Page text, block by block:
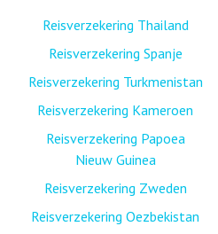
Reisverzekering Thailand
Reisverzekering Spanje
Reisverzekering Turkmenistan
Reisverzekering Kameroen
Reisverzekering Papoea
Nieuw Guinea
Reisverzekering Zweden
Reisverzekering Oezbekistan